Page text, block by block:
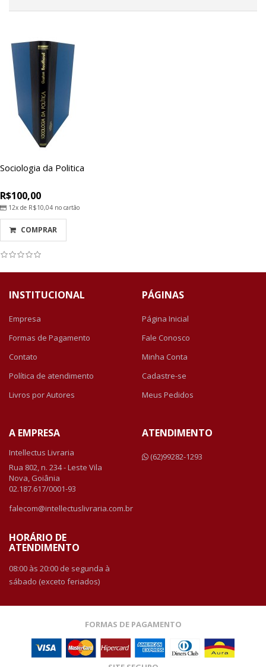
Sociologia da Politica
R$100,00
12x de R$10,04 no cartão
COMPRAR
INSTITUCIONAL
Empresa
Formas de Pagamento
Contato
Política de atendimento
Livros por Autores
PÁGINAS
Página Inicial
Fale Conosco
Minha Conta
Cadastre-se
Meus Pedidos
A EMPRESA
Intellectus Livraria
Rua 802, n. 234 - Leste Vila
Nova, Goiânia
02.187.617/0001-93
falecom@intellectuslivraria.com.br
HORÁRIO DE
ATENDIMENTO
08:00 às 20:00 de segunda à
sábado (exceto feriados)
ATENDIMENTO
(62)99282-1293
FORMAS DE PAGAMENTO